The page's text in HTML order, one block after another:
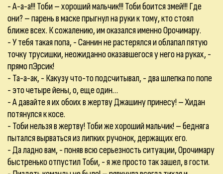
- А-а-а!!! Тоби – хороший мальчик!!! Тоби боится змей!!! Где
они? – парень в маске прыгнул на руки к тому, кто стоял
ближе всех. К сожалению, им оказался именно Орочимару.
- У тебя такая попа, - Саннин не растерялся и облапал пятую
точку трусишки, неожиданно оказавшегося у него на руках, -
прямо пЭрсик!
- Та-а-ак, - Какузу что-то подсчитывал, - два шлепка по попе
- это четыре йены, о, еще один…
- А давайте я их обоих в жертву Джашину принесу! – Хидан
потянулся к косе.
- Тоби нельзя в жертву! Тоби же хороший мальчик! – бедняга
пытался вырваться из липких ручонок, держащих его.
- Да ладно вам, - поняв всю серьезность ситуации, Орочимару
быстренько отпустил Тоби, - я же просто так зашел, в гости.